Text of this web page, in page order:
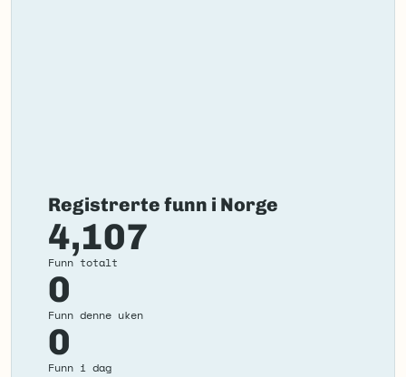
Registrerte funn i Norge
4,107
Funn totalt
0
Funn denne uken
0
Funn i dag